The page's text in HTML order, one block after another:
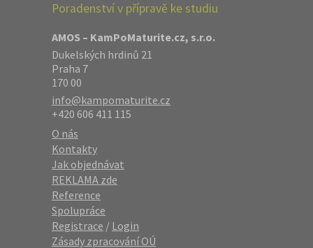
Poradenství v přípravě ke studiu
AMOS – KamPoMaturite.cz, s.r.o.
Dukelských hrdinů 21
Praha 7
170 00
info@kampomaturite.cz
+420 606 411 115
O nás
Kontakty
Jak objednávat
REKLAMA zde
Reference
Spolupráce
Registrace / Login
Zásady zpracování OÚ